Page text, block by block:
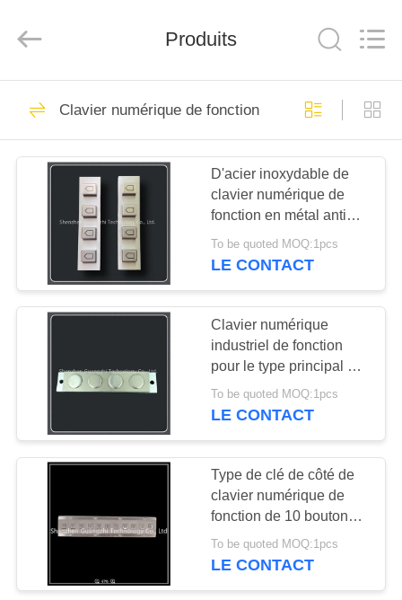
MAISON
PRODUITS
SUJET
NOUS
D'USINE
CONTRÔLE
DE
NOUS
Developed
Pavé numérique
métalliques
Pavé numérique
industriel
34
Pavé numérique
rétro-éclairé
33
Produits
Clavier numérique de fonction
D'acier inoxydable de
clavier numérique de
fonction en métal anti
connexion Usb ou Ps2
destructive
To be quoted MOQ:1pcs
LE CONTACT
Clavier numérique
industriel de fonction
pour le type principal de
la circulaire 4 de
terminal de service
To be quoted MOQ:1pcs
LE CONTACT
Type de clé de côté de
clavier numérique de
fonction de 10 boutons
acier inoxydable pour
l'équipement industriel
To be quoted MOQ:1pcs
LE CONTACT